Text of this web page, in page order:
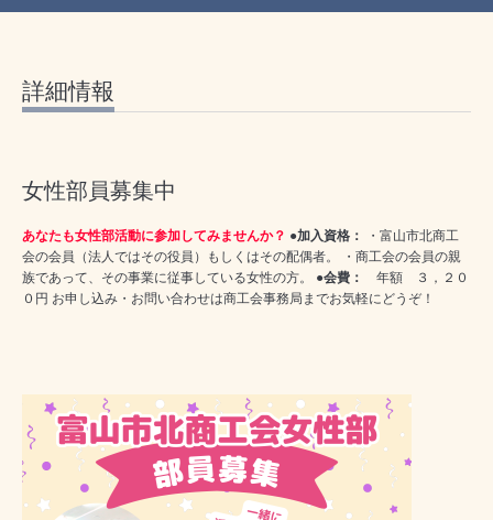
詳細情報
女性部員募集中
あなたも女性部活動に参加してみませんか？ ●加入資格：
・富山市北商工
会の会員（法人ではその役員）もしくはその配偶者。 ・商工会の会員の親
族であって、その事業に従事している女性の方。 ●会費：
年額 ３，２０
０円 お申し込み・お問い合わせは商工会事務局までお気軽にどうぞ！